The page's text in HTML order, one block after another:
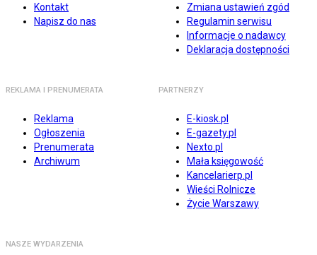
Kontakt
Napisz do nas
Zmiana ustawień zgód
Regulamin serwisu
Informacje o nadawcy
Deklaracja dostępności
REKLAMA I PRENUMERATA
Reklama
Ogłoszenia
Prenumerata
Archiwum
PARTNERZY
E-kiosk.pl
E-gazety.pl
Nexto.pl
Mała księgowość
Kancelarierp.pl
Wieści Rolnicze
Życie Warszawy
NASZE WYDARZENIA